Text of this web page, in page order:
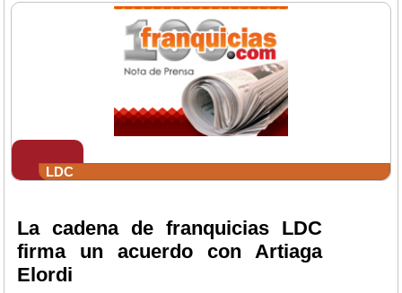
LDC
La cadena de franquicias LDC
firma un acuerdo con Artiaga
Elordi